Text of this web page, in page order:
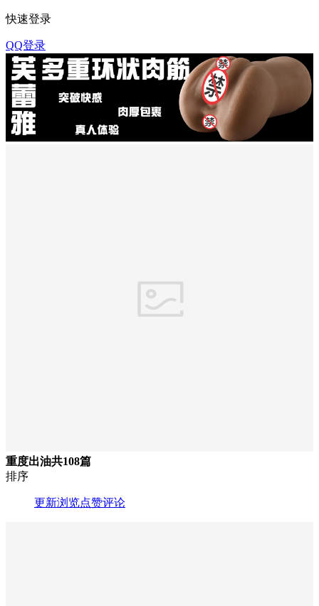
快速登录
QQ登录
重度出油共108篇
排序
更新浏览点赞评论